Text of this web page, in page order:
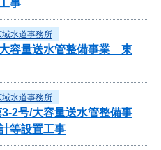
事
域水道事務所
大容量送水管整備事業 東
域水道事務所
2号/大容量送水管整備事
等設置工事